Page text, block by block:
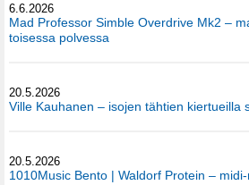
6.6.2026
Mad Professor Simble Overdrive Mk2 –
toisessa polvessa
20.5.2026
Ville Kauhanen – isojen tähtien kiertueilla
20.5.2026
1010Music Bento | Waldorf Protein –